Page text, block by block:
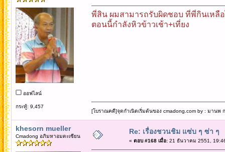
ออฟไลน์
กระทู้: 9,457
พี่สิน ผมสามารถรับผิดชอบ ที่พี่กินเหลื
ตอนนี้กำลังหิวข้าวเช้า+เที่ยง
[โบราณคดี]จุดกำเนิดเริ่มต้นของ cmadong.com by : มานพ
khesorn mueller
Cmadong อภิมหาอมตะเซียน
Re: เรื่องชวนชิม แซ่บ ๆ ซ่า ๆ
« ตอบ #168 เมื่อ:21 ธันวาคม 2551,